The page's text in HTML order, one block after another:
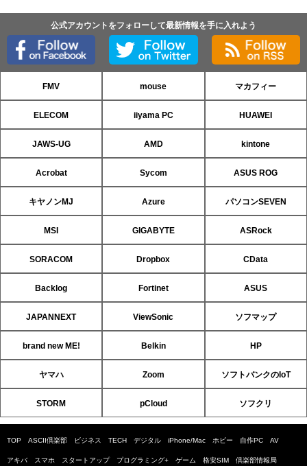
公式アカウントをフォローして最新情報を手に入れよう
FMV mouse マカフィー
ELECOM iiyama PC HUAWEI
JAWS-UG AMD kintone
Acrobat Sycom ASUS ROG
キヤノンMJ Azure パソコンSEVEN
MSI GIGABYTE ASRock
SORACOM Dropbox CData
Backlog Fortinet ASUS
JAPANNEXT ViewSonic ソフマップ
brand new ME! Belkin HP
ヤマハ Zoom ソフトバンクのIoT
STORM pCloud ソフクリ
TOP ASCII倶楽部 ビジネス TECH デジタル iPhone/Mac ホビー 自作PC AV
アキバ スマホ スタートアップ プログラミング+ ゲーム 格安SIM 倶楽部情報局